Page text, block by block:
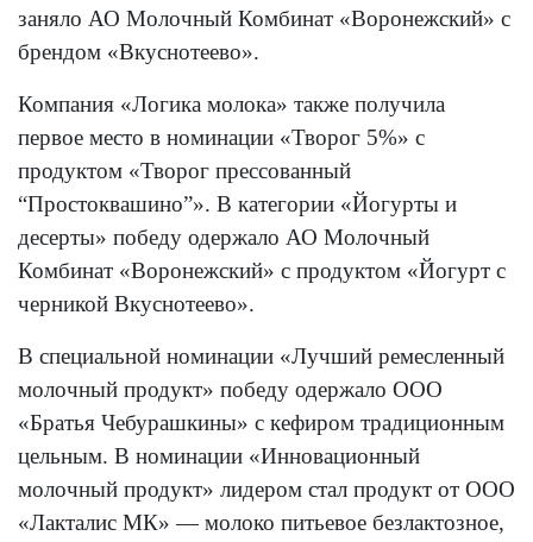
заняло АО Молочный Комбинат «Воронежский» с
брендом «Вкуснотеево».
Компания «Логика молока» также получила
первое место в номинации «Творог 5%» с
продуктом «Творог прессованный
“Простоквашино”». В категории «Йогурты и
десерты» победу одержало АО Молочный
Комбинат «Воронежский» с продуктом «Йогурт с
черникой Вкуснотеево».
В специальной номинации «Лучший ремесленный
молочный продукт» победу одержало ООО
«Братья Чебурашкины» с кефиром традиционным
цельным. В номинации «Инновационный
молочный продукт» лидером стал продукт от ООО
«Лакталис МК» — молоко питьевое безлактозное,